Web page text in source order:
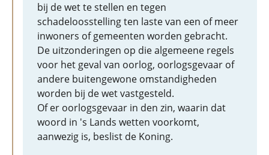
bij de wet te stellen en tegen
schadeloosstelling ten laste van een of meer
inwoners of gemeenten worden gebracht.
De uitzonderingen op die algemeene regels
voor het geval van oorlog, oorlogsgevaar of
andere buitengewone omstandigheden
worden bij de wet vastgesteld.
Of er oorlogsgevaar in den zin, waarin dat
woord in 's Lands wetten voorkomt,
aanwezig is, beslist de Koning.